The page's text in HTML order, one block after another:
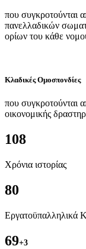
που συγκροτούνται
πανελλαδικών
ορίων του κάθε
Κλαδικές Ομοσπονδίες
που συγκροτούνται
οικονομικής
108
Χρόνια ιστορίας
80
Εργατοϋπαλληλικά
69+3